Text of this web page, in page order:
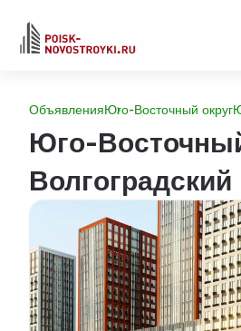
ОбъявленияЮго-Восточный округ
Юго-